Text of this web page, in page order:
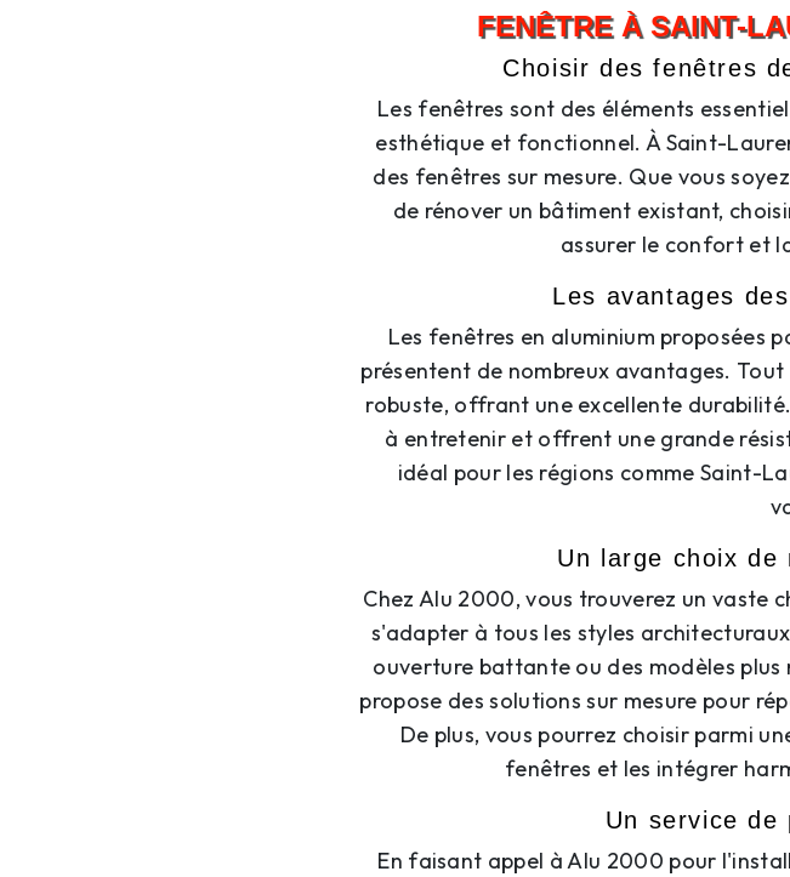
FENÊTRE À SAINT-
Choisir des fenêtres
Les fenêtres sont des éléments
esthétique et fonctionnel. À Saint-
des fenêtres sur mesure. Que vous
de rénover un bâtiment existant,
assurer le confort et
Les avantages
Les fenêtres en aluminium proposées
présentent de nombreux avantages.
robuste, offrant une excellente
à entretenir et offrent une grande
idéal pour les régions comme Saint-
Un large choix de
Chez Alu 2000, vous trouverez un vaste
s'adapter à tous les styles
ouverture battante ou des modèles
propose des solutions sur mesure pour
De plus, vous pourrez choisir parmi
fenêtres et les intégrer
Un service de
En faisant appel à Alu 2000 pour